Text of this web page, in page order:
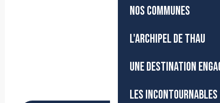
NOS COMMUNES
L'ARCHIPEL DE THAU
UNE DESTINATION
LES